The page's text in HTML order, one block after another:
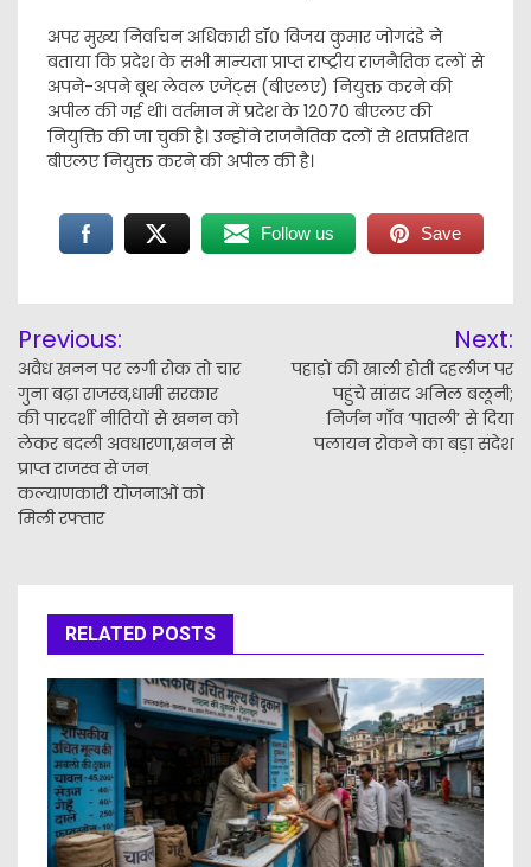
अपर मुख्य निर्वाचन अधिकारी डॉ० विजय कुमार जोगदंडे ने
बताया कि प्रदेश के सभी मान्यता प्राप्त राष्ट्रीय राजनैतिक दलों से
अपने-अपने बूथ लेवल एजेंट्स (बीएलए) नियुक्त करने की
अपील की गई थी। वर्तमान में प्रदेश के 12070 बीएलए की
नियुक्ति की जा चुकी है। उन्होंने राजनैतिक दलों से शतप्रतिशत
बीएलए नियुक्त करने की अपील की है।
Follow us Save
navigation
Previous:
अवैध खनन पर लगी रोक तो चार
गुना बढ़ा राजस्व,धामी सरकार
की पारदर्शी नीतियों से खनन को
लेकर बदली अवधारणा,खनन से
प्राप्त राजस्व से जन
कल्याणकारी योजनाओं को
मिली रफ्तार
Next:
पहाड़ों की खाली होती दहलीज पर
पहुंचे सांसद अनिल बलूनी;
निर्जन गाँव ‘पातली’ से दिया
पलायन रोकने का बड़ा संदेश
RELATED POSTS